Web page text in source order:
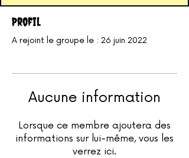
Profil
A rejoint le groupe le : 26 juin 2022
Aucune information
Lorsque ce membre ajoutera des
informations sur lui-même, vous les
verrez ici.